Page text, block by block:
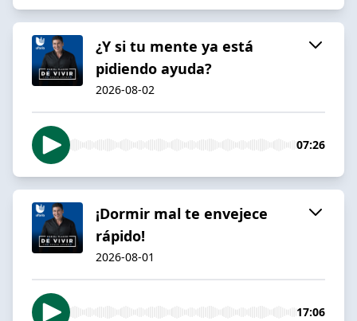
¿Y si tu mente ya está
pidiendo ayuda?
2026-08-02
07:26
¡Dormir mal te envejece
rápido!
2026-08-01
17:06